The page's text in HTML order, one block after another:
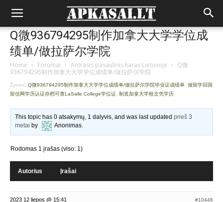
Q微936794295制作加拿大大学学位成
绩单/做拉萨尔学院
Home › Forumai › Antrasis pasaulinis karas Lietuvoje › Q微
936794295制作加拿大大学学位成绩单/做拉萨尔学院
Žymos: Q微936794295制作加拿大大学学位成绩单/做拉萨尔学院毕业证成绩单 做留学回国
留信网学历认证存档可查LaSalle College学位证 制造加拿大学校文凭学历
This topic has 0 atsakymų, 1 dalyvis, and was last updatedprieš 3
metai by Anonimas.
Rodomas 1 įrašas (viso: 1)
Autorius Įrašai
2023 12 liepos @ 15:41 #10446